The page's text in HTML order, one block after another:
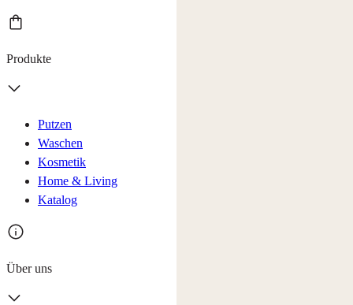
Produkte
Putzen
Waschen
Kosmetik
Home & Living
Katalog
Über uns